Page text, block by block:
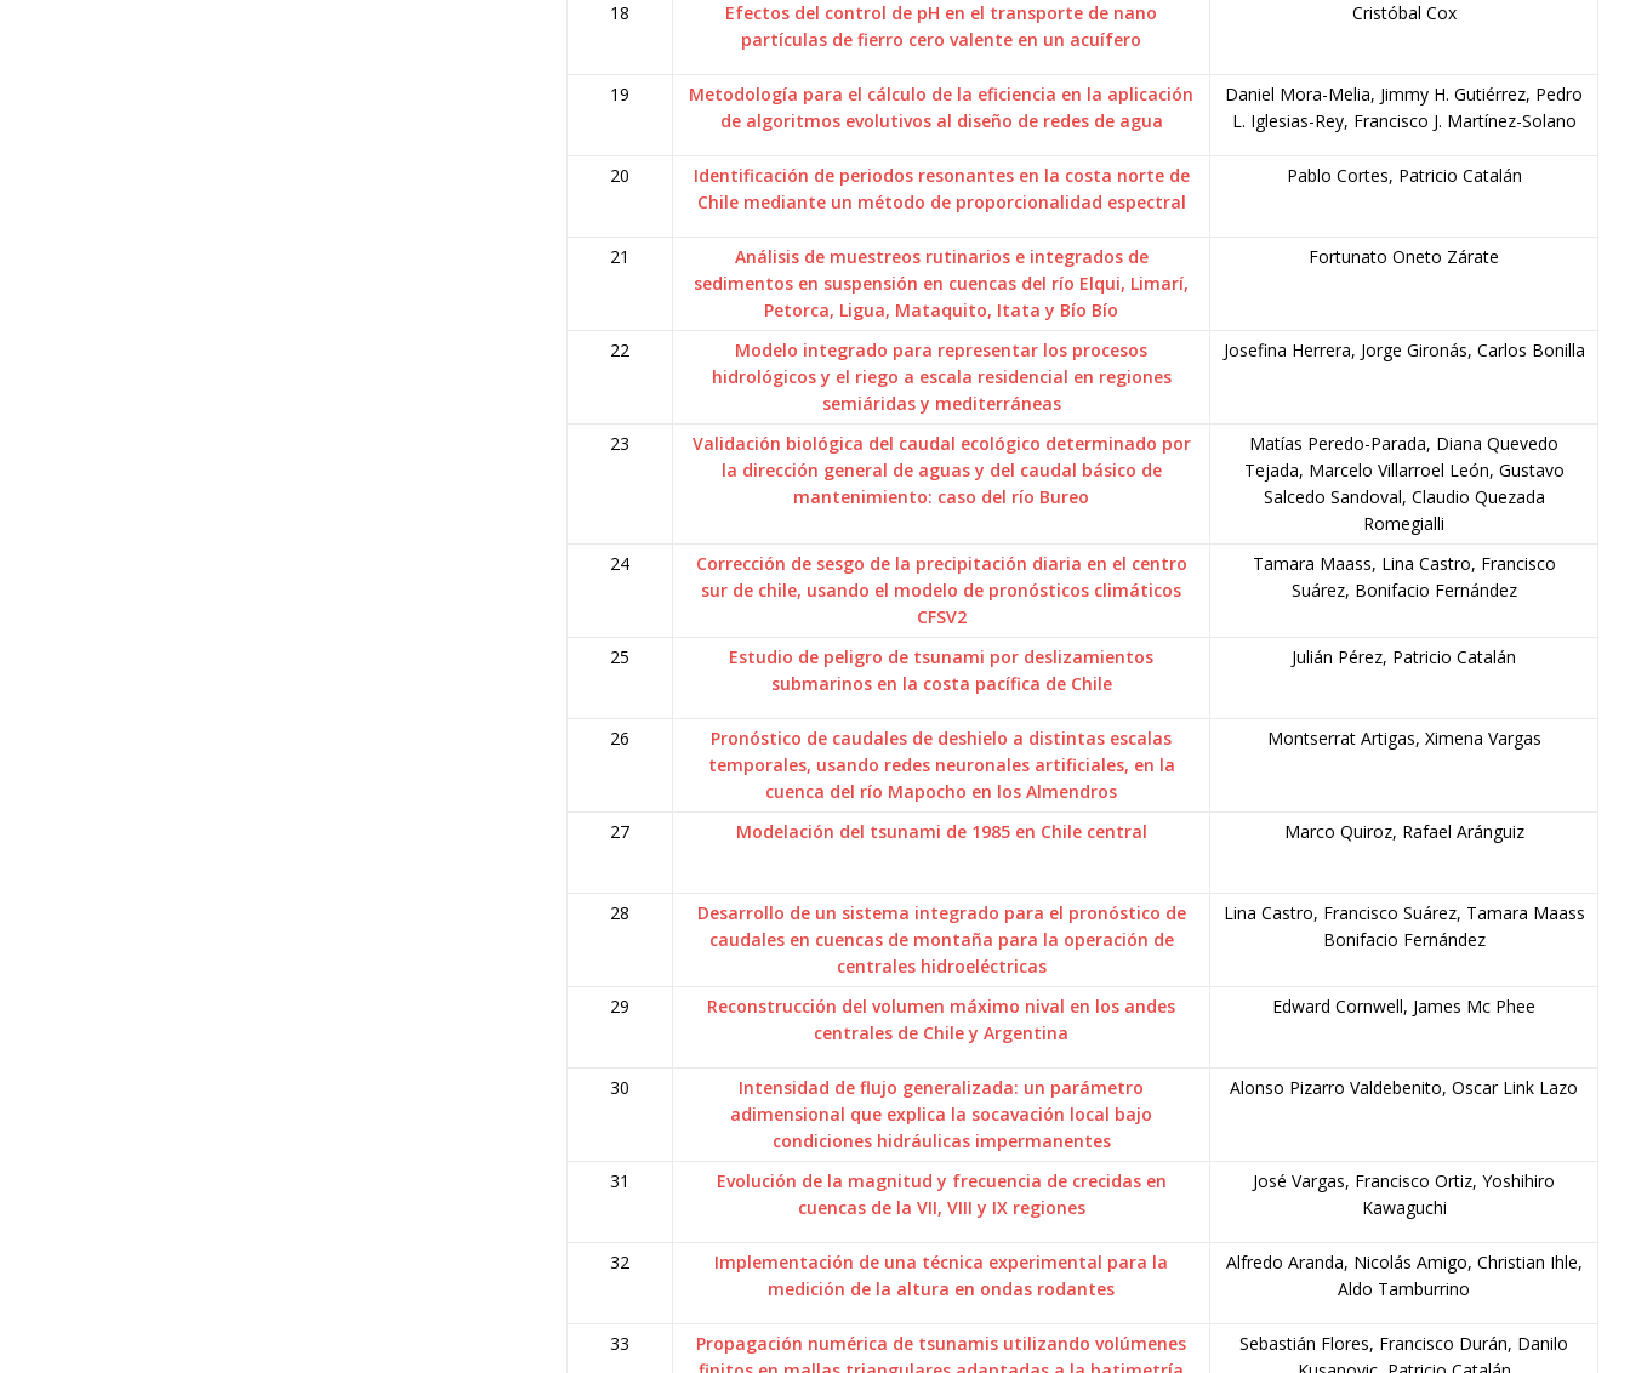
18
Efectos del control de pH en el transporte de nano
partículas de fierro cero valente en un acuífero
Cristóbal Cox
19
Metodología para el cálculo de la eficiencia en la aplicación
de algoritmos evolutivos al diseño de redes de agua
Daniel Mora-Melia, Jimmy H. Gutiérrez, Pedro
L. Iglesias-Rey, Francisco J. Martínez-Solano
20
Identificación de periodos resonantes en la costa norte de
Chile mediante un método de proporcionalidad espectral
Pablo Cortes, Patricio Catalán
21
Análisis de muestreos rutinarios e integrados de
sedimentos en suspensión en cuencas del río Elqui, Limarí,
Petorca, Ligua, Mataquito, Itata y Bío Bío
Fortunato Oneto Zárate
22
Modelo integrado para representar los procesos
hidrológicos y el riego a escala residencial en regiones
semiáridas y mediterráneas
Josefina Herrera, Jorge Gironás, Carlos Bonilla
23
Validación biológica del caudal ecológico determinado por
la dirección general de aguas y del caudal básico de
mantenimiento: caso del río Bureo
Matías Peredo-Parada, Diana Quevedo
Tejada, Marcelo Villarroel León, Gustavo
Salcedo Sandoval, Claudio Quezada
Romegialli
24
Corrección de sesgo de la precipitación diaria en el centro
sur de chile, usando el modelo de pronósticos climáticos
CFSV2
Tamara Maass, Lina Castro, Francisco
Suárez, Bonifacio Fernández
25
Estudio de peligro de tsunami por deslizamientos
submarinos en la costa pacífica de Chile
Julián Pérez, Patricio Catalán
26
Pronóstico de caudales de deshielo a distintas escalas
temporales, usando redes neuronales artificiales, en la
cuenca del río Mapocho en los Almendros
Montserrat Artigas, Ximena Vargas
27 Modelación del tsunami de 1985 en Chile central Marco Quiroz, Rafael Aránguiz
28
Desarrollo de un sistema integrado para el pronóstico de
caudales en cuencas de montaña para la operación de
centrales hidroeléctricas
Lina Castro, Francisco Suárez, Tamara Maass
Bonifacio Fernández
29
Reconstrucción del volumen máximo nival en los andes
centrales de Chile y Argentina
Edward Cornwell, James Mc Phee
30
Intensidad de flujo generalizada: un parámetro
adimensional que explica la socavación local bajo
condiciones hidráulicas impermanentes
Alonso Pizarro Valdebenito, Oscar Link Lazo
31
Evolución de la magnitud y frecuencia de crecidas en
cuencas de la VII, VIII y IX regiones
José Vargas, Francisco Ortiz, Yoshihiro
Kawaguchi
32
Implementación de una técnica experimental para la
medición de la altura en ondas rodantes
Alfredo Aranda, Nicolás Amigo, Christian Ihle,
Aldo Tamburrino
33
Propagación numérica de tsunamis utilizando volúmenes
Sebastián Flores, Francisco Durán, Danilo